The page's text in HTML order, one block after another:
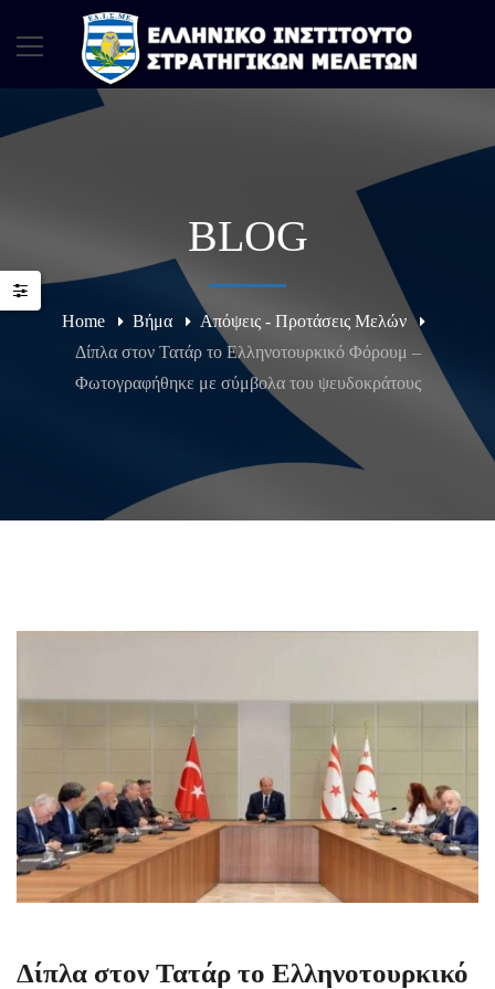
BLOG
Home Βήμα
Απόψεις - Προτάσεις Μελών
Δίπλα στον Τατάρ το Ελληνοτουρκικό Φόρουμ –
Φωτογραφήθηκε με σύμβολα του ψευδοκράτους
Δίπλα στον Τατάρ το Ελληνοτουρκικό